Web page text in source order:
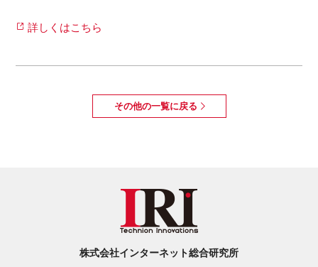
詳しくはこちら
その他の一覧に戻る
株式会社インターネット総合研究所